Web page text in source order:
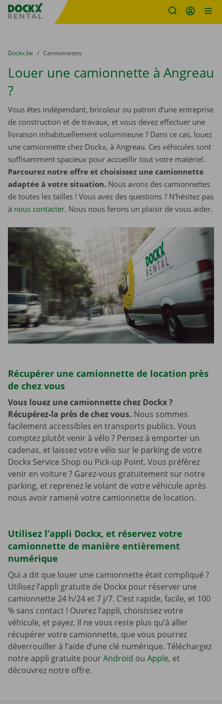
sitename
You are here:
du
Dockx.be to
Camionnettes
Louer une camionnette à Angreau
?
Vous êtes indépendant, bricoleur ou patron d’une entreprise
de construction et de travaux, et vous devez effectuer une
livraison inhabituellement volumineuse ? Dans ce cas, louez
une camionnette chez Dockx, à Angreau. Ces véhicules sont
suffisamment spacieux pour accueillir tout votre matériel.
Parcourez notre offre et choisissez une camionnette
adaptée à votre situation. Nous avons des camionnettes
de toutes les tailles ! Vous avez des questions ? N’hésitez pas
à nous contacter. Nous nous ferons un plaisir de vous aider.
Récupérer une camionnette de location près
de chez vous
Vous louez une camionnette chez Dockx ?
Récupérez-la près de chez vous. Nous sommes
facilement accessibles en transports publics. Vous
comptez plutôt venir à vélo ? Pensez à emporter un
cadenas, et laissez votre vélo sur le parking de votre
Dockx Service Shop ou Pick-up Point. Vous préférez
venir en voiture ? Garez-vous gratuitement sur notre
parking, et reprenez le volant de votre véhicule après
nous avoir ramené votre camionnette de location.
Utilisez l’appli Dockx, et réservez votre
camionnette de manière entièrement
numérique
Qui a dit que louer une camionnette était compliqué ?
Utilisez l’appli gratuite de Dockx pour réserver une
camionnette 24 h/24 et 7 j/7. C’est rapide, facile, et 100
% sans contact ! Ouvrez l’appli, choisissez votre
véhicule, et payez. Il ne vous reste plus qu’à aller
récupérer votre camionnette, que vous pourrez
déverrouiller à l’aide d’une clé numérique. Téléchargez
notre appli gratuite pourAndroid ou Apple, et
découvrez notre offre.